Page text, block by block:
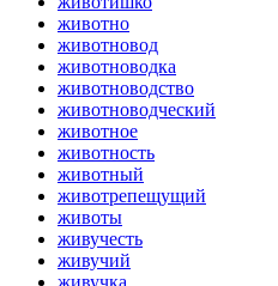
животно
животновод
животноводка
животноводство
животноводческий
животное
животность
животный
животрепещущий
животы
живучесть
живучий
живучка